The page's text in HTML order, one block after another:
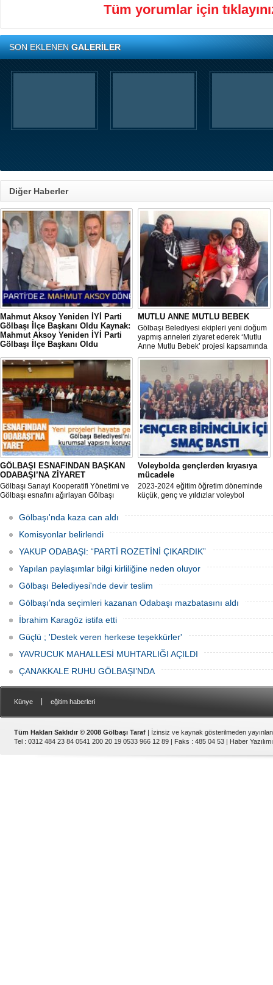
Tüm yorumlar için
SON EKLENENGALERİLER
Diğer Haberler
Mahmut Aksoy Yeniden İYİ Parti
Gölbaşı İlçe Başkanı Oldu Kaynak:
Mahmut Aksoy Yeniden İYİ Parti
Gölbaşı İlçe Başkanı Oldu
Mahmut Aksoy Yeniden İYİ Parti Gölbaşı
İlçe Başkanı Oldu
MUTLU ANNE MUTLU BEBEK
Gölbaşı Belediyesi ekipleri yeni doğum
yapmış anneleri ziyaret ederek ‘Mutlu
Anne Mutlu Bebek’ projesi kapsamında
hem içerisinde doğum sonrası temel
ediyor hem de uygulamalı eğitim
veriyor.
GÖLBAŞI ESNAFINDAN BAŞKAN
ODABAŞI’NA ZİYARET
Gölbaşı Sanayi Kooperatifi Yönetimi ve
Gölbaşı esnafını ağırlayan Gölbaşı
istişare ile yöneteceklerini belirterek
“Yeni projeleri hayata geçireceğiz.
Gölbaşı’mızın daha yaşanabilir, daha
düzgün, daha temiz olması için
Voleybolda gençlerden kıyasıya
mücadele
2023-2024 eğitim öğretim döneminde
küçük, genç ve yıldızlar voleybol
Gölbaşı'nda kaza can aldı
Komisyonlar belirlendi
YAKUP ODABAŞI: “PARTİ ROZETİNİ ÇIKARDIK”
Yapılan paylaşımlar bilgi kirliliğine neden oluyor
Gölbaşı Belediyesi'nde devir teslim
Gölbaşı’nda seçimleri kazanan Odabaşı mazbatasını aldı
İbrahim Karagöz istifa etti
Güçlü ; 'Destek veren herkese teşekkürler'
YAVRUCUK MAHALLESİ MUHTARLIĞI AÇILDI
ÇANAKKALE RUHU GÖLBAŞI’NDA
Künye eğitim haberleri
Tüm Hakları Saklıdır © 2008 Gölbaşı Taraf | İzinsiz ve kaynak gösterilmeden
Tel : 0312 484 23 84 0541 200 20 19 0533 966 12 89 | Faks : 485 04 53 | Haber Yazılımı